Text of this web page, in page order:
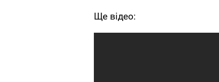
Ще відео: